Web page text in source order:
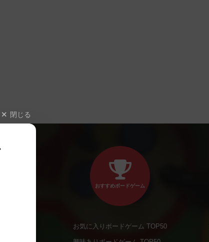
閉じる
おすすめボードゲーム
お気に入りボードゲーム TOP50